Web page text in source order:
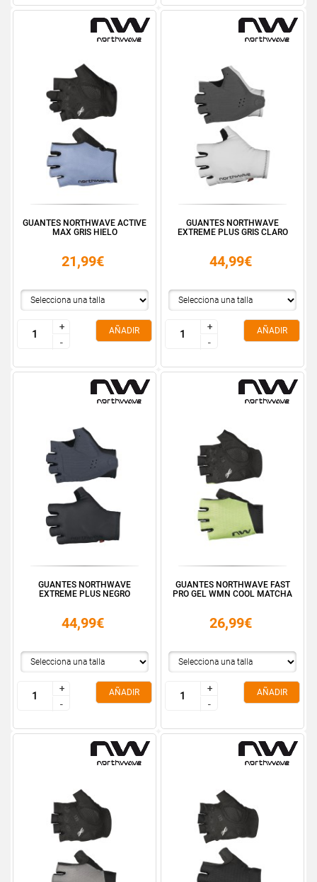
GUANTES NORTHWAVE ACTIVE
MAX GRIS HIELO
21,99€
+
-
+
-
AÑADIR
GUANTES NORTHWAVE
EXTREME PLUS GRIS CLARO
44,99€
+
-
+
-
AÑADIR
GUANTES NORTHWAVE
EXTREME PLUS NEGRO
44,99€
+
-
+
-
AÑADIR
GUANTES NORTHWAVE FAST
PRO GEL WMN COOL MATCHA
26,99€
+
-
+
-
AÑADIR